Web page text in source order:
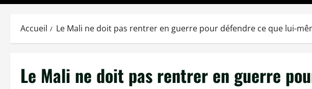
Accueil Le Mali ne doit pas rentrer en guerre pour défendre ce que lui-
Le Mali ne doit pas rentrer en guerre